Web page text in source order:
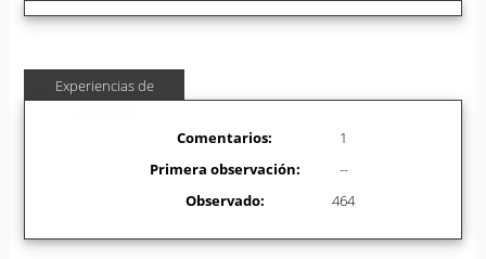
Experiencias de
Comentarios:
1
Primera observación:
--
Observado:
464